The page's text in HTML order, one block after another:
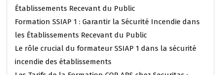
Établissements Recevant du Public
Formation SSIAP 1 : Garantir la Sécurité Incendie dans
les Établissements Recevant du Public
Le rôle crucial du formateur SSIAP 1 dans la sécurité
incendie des établissements